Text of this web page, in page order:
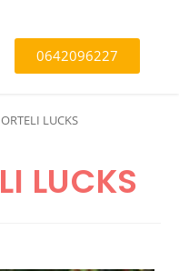
0642096227
LUCKS
LUCKS